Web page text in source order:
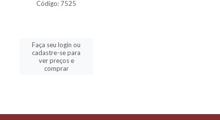
Código: 7525
Faça seu login ou
cadastre-se para
ver preços e
comprar